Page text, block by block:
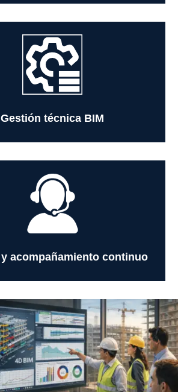
Gestión técnica BIM
BIM 4D y 5D para el control
facilitando la toma de decisiones
entre especialidades.
acompañamiento continuo
durante las distintas etapas
brindando soporte oportuno a
técnicos, supervisión y cliente.